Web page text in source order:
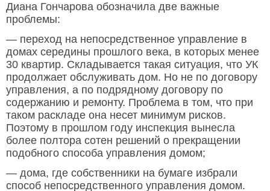
Диана Гончарова обозначила две важные
проблемы:
— переход на непосредственное управление в
домах середины прошлого века, в которых менее
30 квартир. Складывается такая ситуация, что УК
продолжает обслуживать дом. Но не по договору
управления, а по подрядному договору по
содержанию и ремонту. Проблема в том, что при
таком раскладе она несет минимум рисков.
Поэтому в прошлом году инспекция вынесла
более полтора сотен решений о прекращении
подобного способа управления домом;
— дома, где собственники на бумаге избрали
способ непосредственного управления домом.